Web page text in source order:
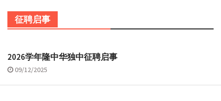
征聘启事
2026学年隆中华独中征聘启事
09/12/2025